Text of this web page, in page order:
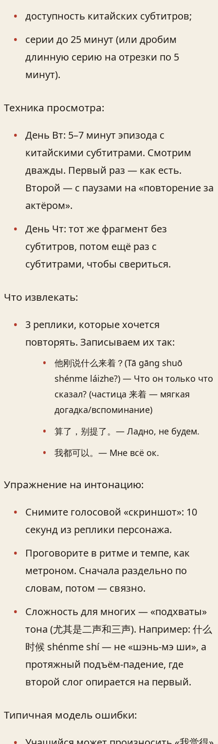
доступность китайских субтитров;
серии до 25 минут (или дробим
длинную серию на отрезки по 5
минут).
Техника просмотра:
День Вт: 5–7 минут эпизода с
китайскими субтитрами. Смотрим
дважды. Первый раз — как есть.
Второй — с паузами на «повторение за
актёром».
День Чт: тот же фрагмент без
субтитров, потом ещё раз с
субтитрами, чтобы свериться.
Что извлекать:
3 реплики, которые хочется
повторять. Записываем их так:
他刚说什么来着？(Tā gāng shuō
shénme láizhe?) — Что он только что
сказал? (частица 来着 — мягкая
догадка/вспоминание)
算了，别提了。— Ладно, не будем.
我都可以。— Мне всё ок.
Упражнение на интонацию:
Снимите голосовой «скриншот»: 10
секунд из реплики персонажа.
Проговорите в ритме и темпе, как
метроном. Сначала раздельно по
словам, потом — связно.
Сложность для многих — «подхваты»
тона (尤其是二声和三声). Например: 什么
时候 shénme shí — не «шэнь‑мэ ши», а
протяжный подъём-падение, где
второй слог опирается на первый.
Типичная модель ошибки: